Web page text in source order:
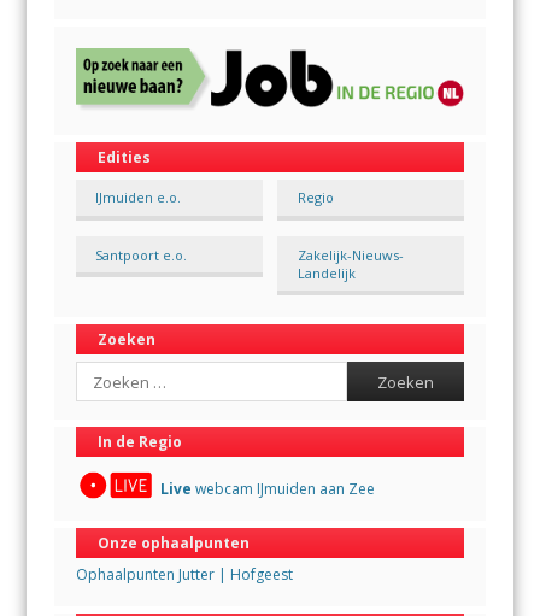
Edities
IJmuiden e.o. Regio
Santpoort e.o.
Zakelijk-Nieuws-
Landelijk
Zoeken
Search
In de Regio
Live webcam IJmuiden aan Zee
Onze ophaalpunten
Ophaalpunten Jutter | Hofgeest